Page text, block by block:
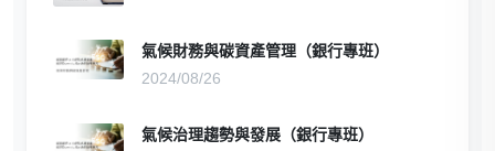
氣候財務與碳資產管理（銀行專班）
2024/08/26
氣候治理趨勢與發展（銀行專班）